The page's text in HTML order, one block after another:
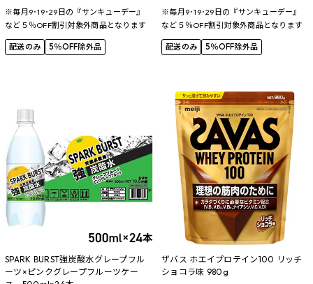
※毎月9･19･29日の『サンキューデー』
など５％OFF割引対象外商品となります
配送のみ 5％OFF除外品
※毎月9･19･29日の『サンキューデー』
など５％OFF割引対象外商品となります
配送のみ 5％OFF除外品
SPARK BURST強炭酸水グレープフル
ーツ×ピンクグレープフルーツケー
ザバス ホエイプロテイン100 リッチ
ショコラ味 980g